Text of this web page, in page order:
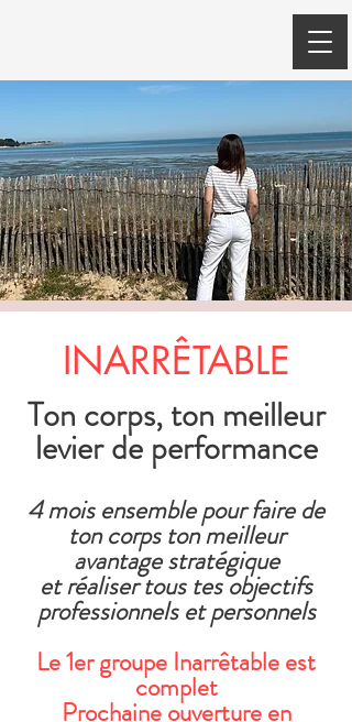
INARRÊTABLE
Ton corps, ton meilleur
levier de performance
4 mois ensemble pour faire de
ton corps ton meilleur
avantage stratégique
et réaliser tous tes objectifs
professionnels et personnels
Le 1er groupe Inarrêtable est
complet
Prochaine ouverture en